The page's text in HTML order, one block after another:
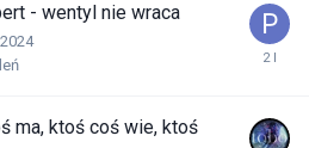
- wentyl nie wraca
ma, ktoś coś wie, ktoś